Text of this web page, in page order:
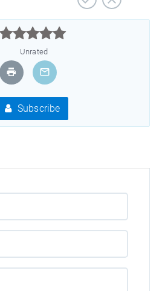



Unrated
Subscribe